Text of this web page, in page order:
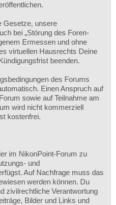
Gesetze, unsere
bei „Störung des Foren-
Ermessen und ohne
virtuellen Hausrechts Deine
beenden.
des Forums
Einen Anspruch auf
sowie auf Teilnahme am
wird nicht kommerziell
kostenfrei.
im NikonPoint-Forum zu
und
Auf Nachfrage muss das
werden können. Du
zivilrechtliche Verantwortung
Bilder und Links und